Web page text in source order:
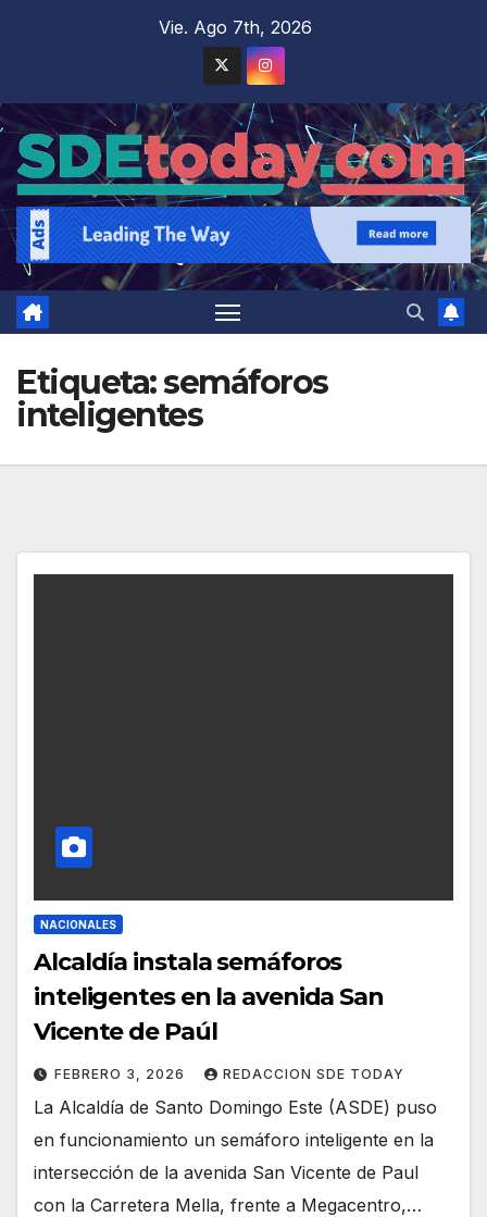
Vie. Ago 7th, 2026
Etiqueta:semáforos
inteligentes
NACIONALES
Alcaldía instala semáforos
inteligentes en la avenida San
Vicente de Paúl
FEBRERO 3, 2026 REDACCION SDE TODAY
La Alcaldía de Santo Domingo Este (ASDE) puso
en funcionamiento un semáforo inteligente en la
intersección de la avenida San Vicente de Paul
con la Carretera Mella, frente a Megacentro,…